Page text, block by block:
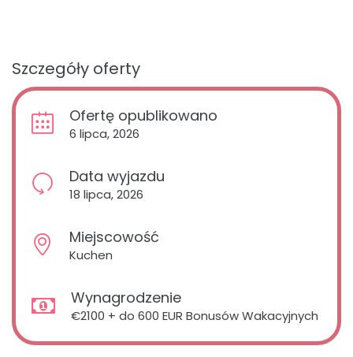
Szczegóły oferty
Ofertę opublikowano
6 lipca, 2026
Data wyjazdu
18 lipca, 2026
Miejscowość
Kuchen
Wynagrodzenie
€2100 + do 600 EUR Bonusów Wakacyjnych